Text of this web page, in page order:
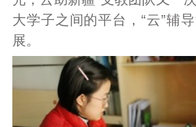
大学子之间的平台，“云”辅
展。